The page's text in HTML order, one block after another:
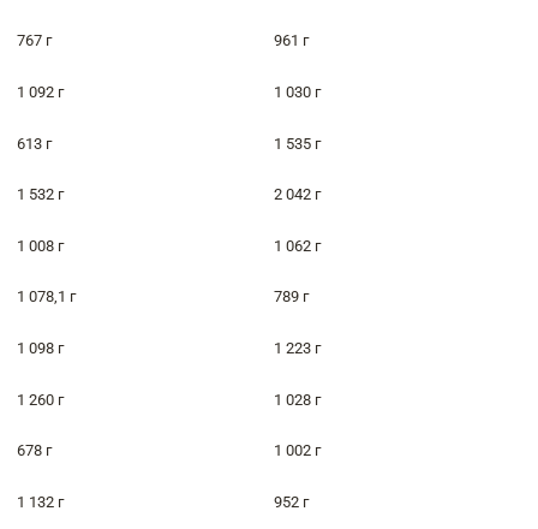
767 г 961 г
1 092 г 1 030 г
613 г 1 535 г
1 532 г 2 042 г
1 008 г 1 062 г
1 078,1 г 789 г
1 098 г 1 223 г
1 260 г 1 028 г
678 г 1 002 г
1 132 г 952 г